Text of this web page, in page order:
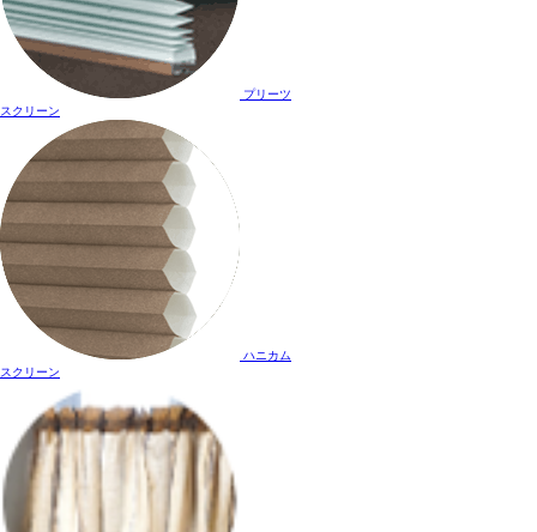
プリーツ
スクリーン
ハニカム
スクリーン